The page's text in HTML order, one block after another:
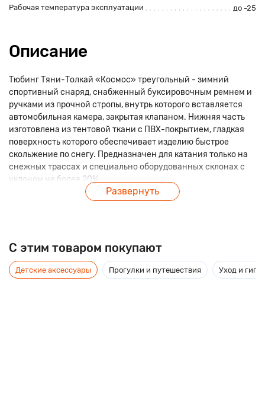
Рабочая температура эксплуатации до -25
Описание
Тюбинг Тяни-Толкай «Космос» треугольный - зимний
спортивный снаряд, снабженный буксировочным ремнем и
ручками из прочной стропы, внутрь которого вставляется
автомобильная камера, закрытая клапаном. Нижняя часть
изготовлена из тентовой ткани с ПВХ-покрытием, гладкая
поверхность которого обеспечивает изделию быстрое
скольжение по снегу. Предназначен для катания только на
снежных трассах и специально оборудованных склонах с
уклоном не более 20%.
• вес: 3,5 кг,
• плотность ПВХ: 550-850 гр./кв.м,
• автокамера R2.
Развернуть
C этим товаром покупают
Детские аксессуары Прогулки и путешествия Уход и